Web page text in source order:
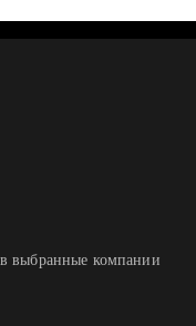
выбранные компании